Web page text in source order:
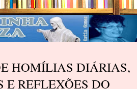
HOMÍLIAS DIÁRIAS,
E REFLEXÕES DO